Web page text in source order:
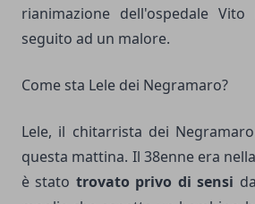
rianimazione dell'ospedale
seguito ad un malore.
Come sta Lele dei Negramaro?
Lele, il chitarrista dei
questa mattina. Il 38enne era
è stato trovato privo di sensi